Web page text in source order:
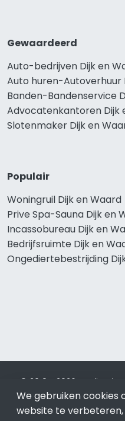
Gewaardeerd
Auto-bedrijven Dijk en
Auto huren-Autoverhuur
Banden-Bandenservice
Advocatenkantoren Dijk
Slotenmaker Dijk en
Populair
Woningruil Dijk en Waard
Prive Spa-Sauna Dijk en
Incassobureau Dijk en
Bedrijfsruimte Dijk en
Ongediertebestrijding
© 2019 - 2026 Realisatie
Internet. Betaal alleen
optimalisatie No Cure No
We gebruiken cookies
website te